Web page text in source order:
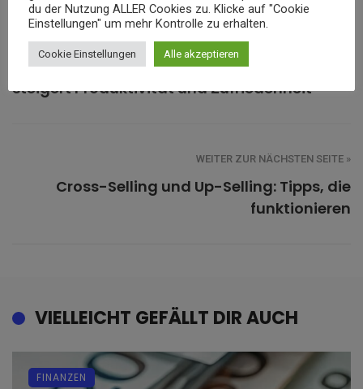
Bessere Luft im Büro: Moderne Lüftung
steigert Produktivität und Zufriedenheit
WEITER ZUR NÄCHSTEN SEITE »
Cross-Selling und Up-Selling: Tipps, die
funktionieren
VIELLEICHT GEFÄLLT DIR AUCH
FINANZEN
du der Nutzung ALLER Cookies zu. Klicke auf "Cookie
Einstellungen" um mehr Kontrolle zu erhalten.
Cookie Einstellungen Alle akzeptieren